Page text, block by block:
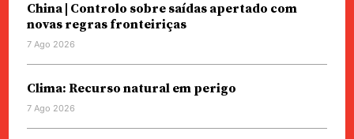
China | Controlo sobre saídas apertado com
novas regras fronteiriças
7 Ago 2026
Clima: Recurso natural em perigo
7 Ago 2026